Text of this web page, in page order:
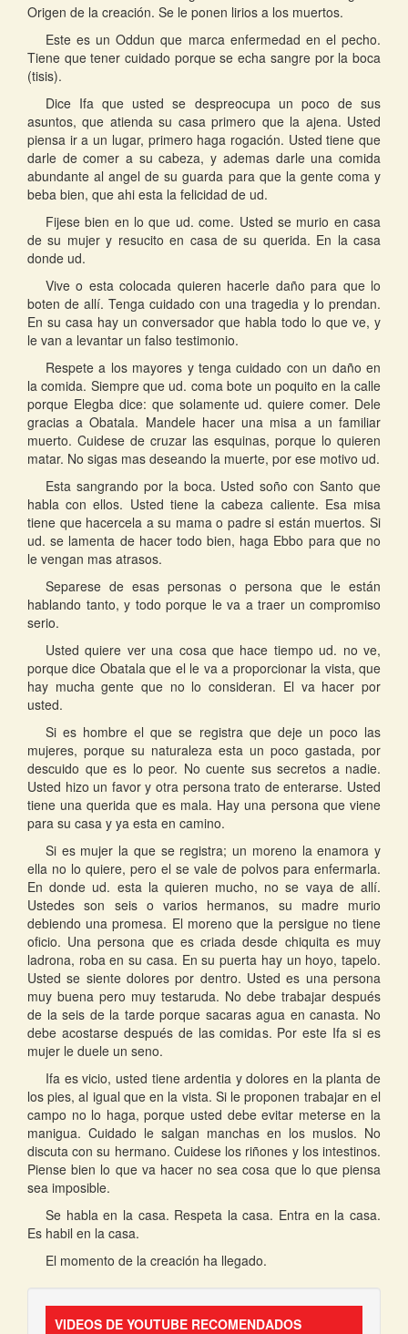
Origen de la creación. Se le ponen lirios a los muertos.
Este es un Oddun que marca enfermedad en el pecho.
Tiene que tener cuidado porque se echa sangre por la boca
(tisis).
Dice Ifa que usted se despreocupa un poco de sus
asuntos, que atienda su casa primero que la ajena. Usted
piensa ir a un lugar, primero haga rogación. Usted tiene que
darle de comer a su cabeza, y ademas darle una comida
abundante al angel de su guarda para que la gente coma y
beba bien, que ahi esta la felicidad de ud.
Fijese bien en lo que ud. come. Usted se murio en casa
de su mujer y resucito en casa de su querida. En la casa
donde ud.
Vive o esta colocada quieren hacerle daño para que lo
boten de allí. Tenga cuidado con una tragedia y lo prendan.
En su casa hay un conversador que habla todo lo que ve, y
le van a levantar un falso testimonio.
Respete a los mayores y tenga cuidado con un daño en
la comida. Siempre que ud. coma bote un poquito en la calle
porque Elegba dice: que solamente ud. quiere comer. Dele
gracias a Obatala. Mandele hacer una misa a un familiar
muerto. Cuidese de cruzar las esquinas, porque lo quieren
matar. No sigas mas deseando la muerte, por ese motivo ud.
Esta sangrando por la boca. Usted soño con Santo que
habla con ellos. Usted tiene la cabeza caliente. Esa misa
tiene que hacercela a su mama o padre si están muertos. Si
ud. se lamenta de hacer todo bien, haga Ebbo para que no
le vengan mas atrasos.
Separese de esas personas o persona que le están
hablando tanto, y todo porque le va a traer un compromiso
serio.
Usted quiere ver una cosa que hace tiempo ud. no ve,
porque dice Obatala que el le va a proporcionar la vista, que
hay mucha gente que no lo consideran. El va hacer por
usted.
Si es hombre el que se registra que deje un poco las
mujeres, porque su naturaleza esta un poco gastada, por
descuido que es lo peor. No cuente sus secretos a nadie.
Usted hizo un favor y otra persona trato de enterarse. Usted
tiene una querida que es mala. Hay una persona que viene
para su casa y ya esta en camino.
Si es mujer la que se registra; un moreno la enamora y
ella no lo quiere, pero el se vale de polvos para enfermarla.
En donde ud. esta la quieren mucho, no se vaya de allí.
Ustedes son seis o varios hermanos, su madre murio
debiendo una promesa. El moreno que la persigue no tiene
oficio. Una persona que es criada desde chiquita es muy
ladrona, roba en su casa. En su puerta hay un hoyo, tapelo.
Usted se siente dolores por dentro. Usted es una persona
muy buena pero muy testaruda. No debe trabajar después
de la seis de la tarde porque sacaras agua en canasta. No
debe acostarse después de las comidas. Por este Ifa si es
mujer le duele un seno.
Ifa es vicio, usted tiene ardentia y dolores en la planta de
los pies, al igual que en la vista. Si le proponen trabajar en el
campo no lo haga, porque usted debe evitar meterse en la
manigua. Cuidado le salgan manchas en los muslos. No
discuta con su hermano. Cuidese los riñones y los intestinos.
Piense bien lo que va hacer no sea cosa que lo que piensa
sea imposible.
Se habla en la casa. Respeta la casa. Entra en la casa.
Es habil en la casa.
El momento de la creación ha llegado.
VIDEOS DE YOUTUBE RECOMENDADOS